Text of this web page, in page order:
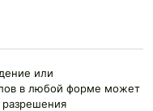
или
в любой форме может
разрешения